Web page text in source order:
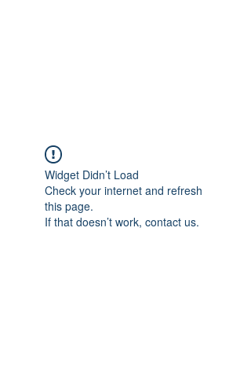
Widget Didn’t Load
Check your internet and refresh
this page.
If that doesn’t work, contact us.